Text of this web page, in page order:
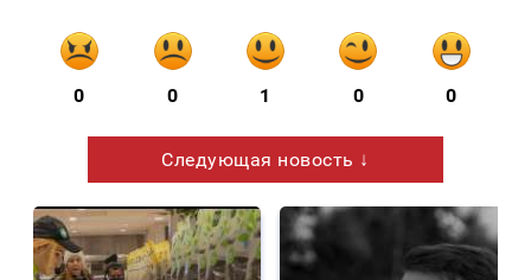
0 0 1 0 0
Следующая новость ↓